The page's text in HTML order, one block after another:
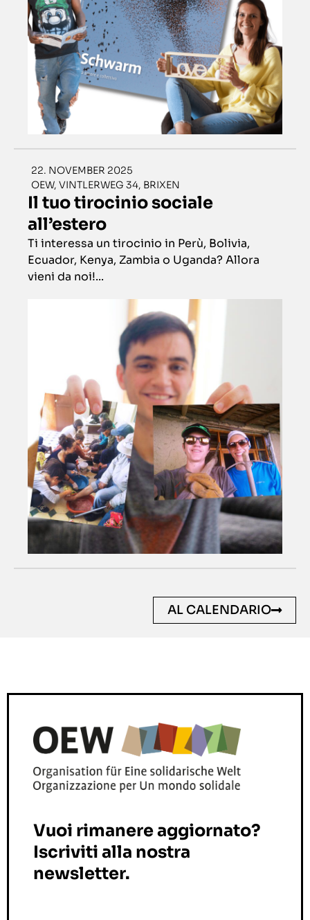
22. NOVEMBER 2025
OEW, VINTLERWEG 34, BRIXEN
Il tuo tirocinio sociale
all’estero
Ti interessa un tirocinio in Perù, Bolivia,
Ecuador, Kenya, Zambia o Uganda? Allora
vieni da noi!...
AL CALENDARIO
Vuoi rimanere aggiornato?
Iscriviti alla nostra
newsletter.